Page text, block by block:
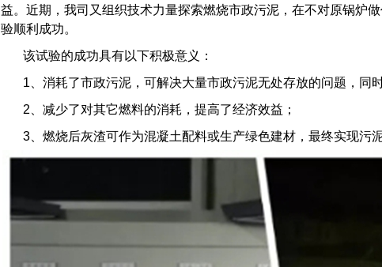
益。近期，我司又组织技术力量探索燃烧市政污泥，在不对原锅炉
验顺利成功。
该试验的成功具有以下积极意义：
1、消耗了市政污泥，可解决大量市政污泥无处存放的问题，同时
2、减少了对其它燃料的消耗，提高了经济效益；
3、燃烧后灰渣可作为混凝土配料或生产绿色建材，最终实现污泥